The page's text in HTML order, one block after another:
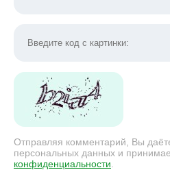
Отправляя комментарий, Вы
персональных данных и
конфиденциальности.